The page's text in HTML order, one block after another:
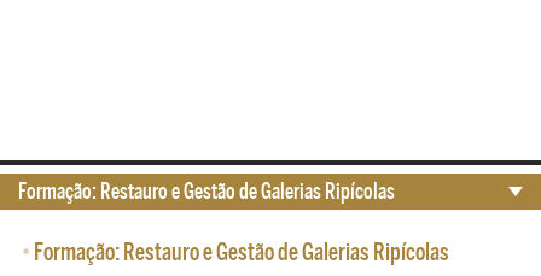
• Formação: Restauro e Gestão de Galerias Ripícolas
Formação: Restauro e Gestão de Galerias Ripícolas